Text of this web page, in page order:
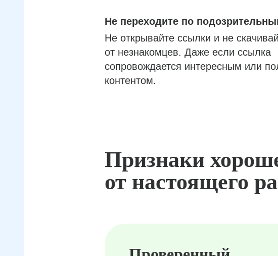
Не переходите по
Не открывайте ссылки и не
от незнакомцев. Даже если ссылка
сопровождается интересным или
контентом.
Признаки
от настоящего